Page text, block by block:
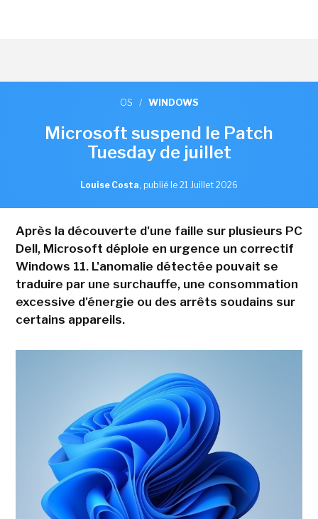
OS / WINDOWS
Microsoft suspend le Patch
Tuesday de juillet
Louise Costa, publié le 21 Juillet 2026
Après la découverte d'une faille sur plusieurs PC
Dell, Microsoft déploie en urgence un correctif
Windows 11. L'anomalie détectée pouvait se
traduire par une surchauffe, une consommation
excessive d'énergie ou des arrêts soudains sur
certains appareils.